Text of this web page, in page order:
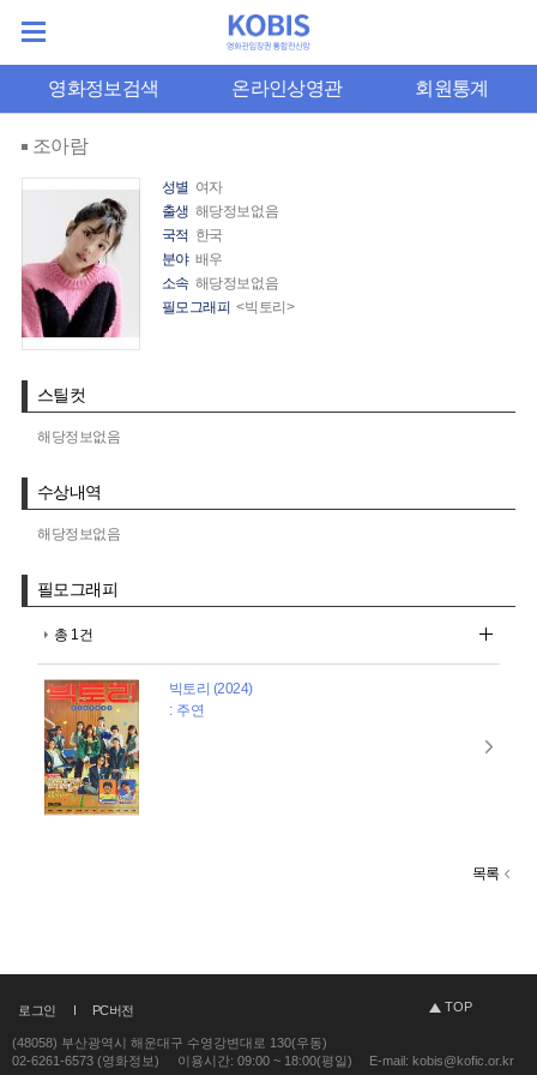
영화정보검색 온라인상영관 회원통계
조아람
성별 여자
출생 해당정보없음
국적 한국
분야 배우
소속 해당정보없음
필모그래피 <빅토리>
스틸컷
해당정보없음
수상내역
해당정보없음
필모그래피
총 1건
빅토리 (2024)
: 주연
목록
로그인 PC버전 TOP
(48058) 부산광역시 해운대구 수영강변대로 130(우동)
02-6261-6573 (영화정보)
이용시간: 09:00 ~ 18:00(평일) E-mail: kobis@kofic.or.kr